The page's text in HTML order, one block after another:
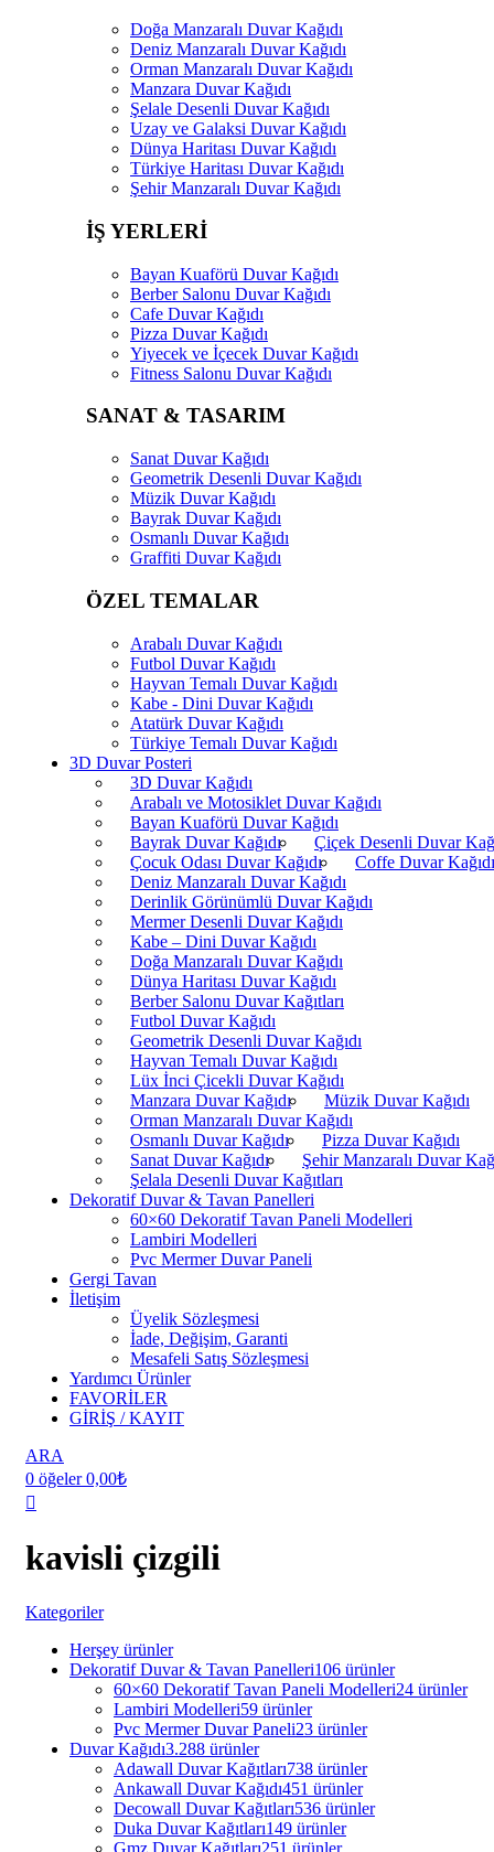
Doğa Manzaralı Duvar Kağıdı
Deniz Manzaralı Duvar Kağıdı
Orman Manzaralı Duvar Kağıdı
Manzara Duvar Kağıdı
Şelale Desenli Duvar Kağıdı
Uzay ve Galaksi Duvar Kağıdı
Dünya Haritası Duvar Kağıdı
Türkiye Haritası Duvar Kağıdı
Şehir Manzaralı Duvar Kağıdı
İŞ YERLERİ
Bayan Kuaförü Duvar Kağıdı
Berber Salonu Duvar Kağıdı
Cafe Duvar Kağıdı
Pizza Duvar Kağıdı
Yiyecek ve İçecek Duvar Kağıdı
Fitness Salonu Duvar Kağıdı
SANAT & TASARIM
Sanat Duvar Kağıdı
Geometrik Desenli Duvar Kağıdı
Müzik Duvar Kağıdı
Bayrak Duvar Kağıdı
Osmanlı Duvar Kağıdı
Graffiti Duvar Kağıdı
ÖZEL TEMALAR
Arabalı Duvar Kağıdı
Futbol Duvar Kağıdı
Hayvan Temalı Duvar Kağıdı
Kabe - Dini Duvar Kağıdı
Atatürk Duvar Kağıdı
Türkiye Temalı Duvar Kağıdı
3D Duvar Posteri
3D Duvar Kağıdı
Arabalı ve Motosiklet Duvar Kağıdı
Bayan Kuaförü Duvar Kağıdı
Bayrak Duvar Kağıdı
Çiçek Desenli Duvar
Çocuk Odası Duvar Kağıdı
Coffe Duvar Kağıdı
Deniz Manzaralı Duvar Kağıdı
Derinlik Görünümlü Duvar Kağıdı
Mermer Desenli Duvar Kağıdı
Kabe – Dini Duvar Kağıdı
Doğa Manzaralı Duvar Kağıdı
Dünya Haritası Duvar Kağıdı
Berber Salonu Duvar Kağıtları
Futbol Duvar Kağıdı
Geometrik Desenli Duvar Kağıdı
Hayvan Temalı Duvar Kağıdı
Lüx İnci Çicekli Duvar Kağıdı
Manzara Duvar Kağıdı
Müzik Duvar Kağıdı
Orman Manzaralı Duvar Kağıdı
Osmanlı Duvar Kağıdı
Pizza Duvar Kağıdı
Sanat Duvar Kağıdı
Şehir Manzaralı Duvar
Şelala Desenli Duvar Kağıtları
Dekoratif Duvar & Tavan Panelleri
60×60 Dekoratif Tavan Paneli Modelleri
Lambiri Modelleri
Pvc Mermer Duvar Paneli
Gergi Tavan
İletişim
Üyelik Sözleşmesi
İade, Değişim, Garanti
Mesafeli Satış Sözleşmesi
Yardımcı Ürünler
FAVORİLER
GİRİŞ / KAYIT
ARA
0 öğeler 0,00₺
kavisli çizgili
Kategoriler
Herşey ürünler
Dekoratif Duvar & Tavan Panelleri106 ürünler
60×60 Dekoratif Tavan Paneli Modelleri24 ürünler
Lambiri Modelleri59 ürünler
Pvc Mermer Duvar Paneli23 ürünler
Duvar Kağıdı3.288 ürünler
Adawall Duvar Kağıtları738 ürünler
Ankawall Duvar Kağıdı451 ürünler
Decowall Duvar Kağıtları536 ürünler
Duka Duvar Kağıtları149 ürünler
Gmz Duvar Kağıtları251 ürünler